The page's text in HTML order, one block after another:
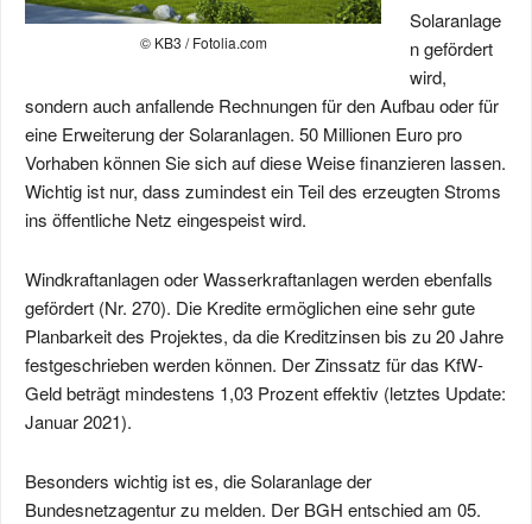
© KB3 / Fotolia.com
Solaranlage
n gefördert
wird,
sondern auch anfallende Rechnungen für den Aufbau oder für
eine Erweiterung der Solaranlagen. 50 Millionen Euro pro
Vorhaben können Sie sich auf diese Weise finanzieren lassen.
Wichtig ist nur, dass zumindest ein Teil des erzeugten Stroms
ins öffentliche Netz eingespeist wird.
Windkraftanlagen oder Wasserkraftanlagen werden ebenfalls
gefördert (Nr. 270). Die Kredite ermöglichen eine sehr gute
Planbarkeit des Projektes, da die Kreditzinsen bis zu 20 Jahre
festgeschrieben werden können. Der Zinssatz für das KfW-
Geld beträgt mindestens 1,03 Prozent effektiv (letztes Update:
Januar 2021).
Besonders wichtig ist es, die Solaranlage der
Bundesnetzagentur zu melden. Der BGH entschied am 05.